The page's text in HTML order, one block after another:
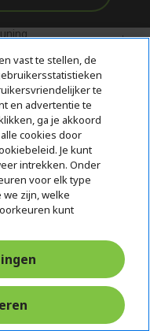
Met 0%
Rente
en diensten die
vast te stellen, de
te
en advertentie te
ga je akkoord
cookies door
Je kunt
intrekken. Onder
voor elk type
zijn, welke
kunt